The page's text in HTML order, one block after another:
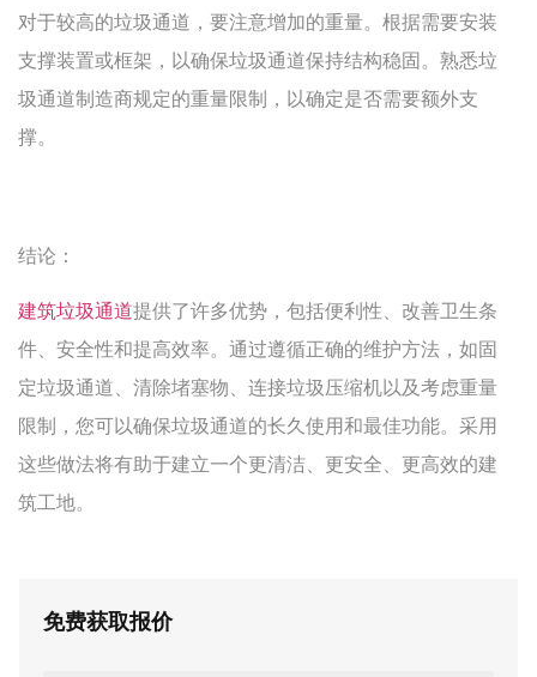
对于较高的垃圾通道，要注意增加的重量。根据需要安装
支撑装置或框架，以确保垃圾通道保持结构稳固。熟悉垃
圾通道制造商规定的重量限制，以确定是否需要额外支
撑。
结论：
建筑垃圾通道提供了许多优势，包括便利性、改善卫生条
件、安全性和提高效率。通过遵循正确的维护方法，如固
定垃圾通道、清除堵塞物、连接垃圾压缩机以及考虑重量
限制，您可以确保垃圾通道的长久使用和最佳功能。采用
这些做法将有助于建立一个更清洁、更安全、更高效的建
筑工地。
免费获取报价